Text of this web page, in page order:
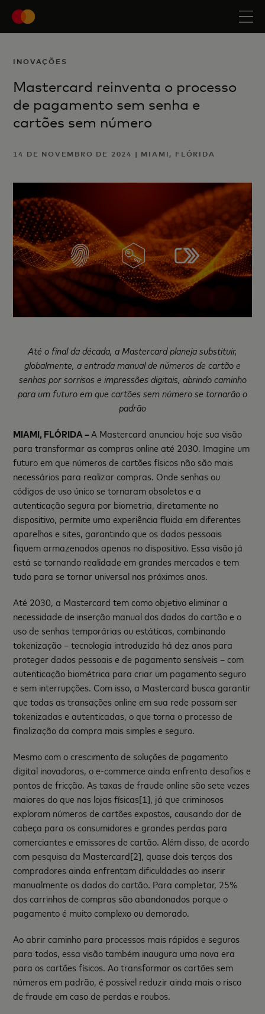
INOVAÇÕES
Mastercard reinventa o processo
de pagamento sem senha e
cartões sem número
14 DE NOVEMBRO DE 2024 | MIAMI, FLÓRIDA
Até o final da década, a Mastercard planeja substituir,
globalmente, a entrada manual de números de cartão e
senhas por sorrisos e impressões digitais, abrindo caminho
para um futuro em que cartões sem número se tornarão o
padrão
MIAMI, FLÓRIDA –A Mastercard anunciou hoje sua visão
para transformar as compras online até 2030. Imagine um
futuro em que números de cartões físicos não são mais
necessários para realizar compras. Onde senhas ou
códigos de uso único se tornaram obsoletos e a
autenticação segura por biometria, diretamente no
dispositivo, permite uma experiência fluida em diferentes
aparelhos e sites, garantindo que os dados pessoais
fiquem armazenados apenas no dispositivo. Essa visão já
está se tornando realidade em grandes mercados e tem
tudo para se tornar universal nos próximos anos.
Até 2030, a Mastercard tem como objetivo eliminar a
necessidade de inserção manual dos dados do cartão e o
uso de senhas temporárias ou estáticas, combinando
tokenização – tecnologia introduzida há dez anos para
proteger dados pessoais e de pagamento sensíveis – com
autenticação biométrica para criar um pagamento seguro
e sem interrupções. Com isso, a Mastercard busca garantir
que todas as transações online em sua rede possam ser
tokenizadas e autenticadas, o que torna o processo de
finalização da compra mais simples e seguro.
Mesmo com o crescimento de soluções de pagamento
digital inovadoras, o e-commerce ainda enfrenta desafios e
pontos de fricção. As taxas de fraude online são sete vezes
maiores do que nas lojas físicas[1], já que criminosos
exploram números de cartões expostos, causando dor de
cabeça para os consumidores e grandes perdas para
comerciantes e emissores de cartão. Além disso, de acordo
com pesquisa da Mastercard[2], quase dois terços dos
compradores ainda enfrentam dificuldades ao inserir
manualmente os dados do cartão. Para completar, 25%
dos carrinhos de compras são abandonados porque o
pagamento é muito complexo ou demorado.
Ao abrir caminho para processos mais rápidos e seguros
para todos, essa visão também inaugura uma nova era
para os cartões físicos. Ao transformar os cartões sem
números em padrão, é possível reduzir ainda mais o risco
de fraude em caso de perdas e roubos.